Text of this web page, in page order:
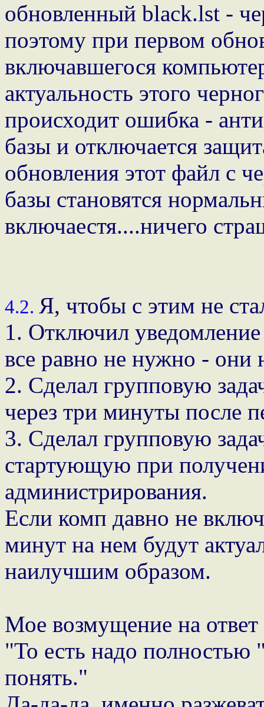
обновленный black.lst -
поэтому при первом
включавшегося
актуальность этого
происходит ошибка -
базы и отключается
обновления этот файл с
базы становятся
включаестя....ничего
4.2. Я, чтобы с этим не
1. Отключил
все равно не нужно - они
2. Сделал групповую
через три минуты после
3. Сделал групповую
стартующую при
администрирования.
Если комп давно не
минут на нем будут
наилучшим образом.
Мое возмущение на
"То есть надо полностью
понять."